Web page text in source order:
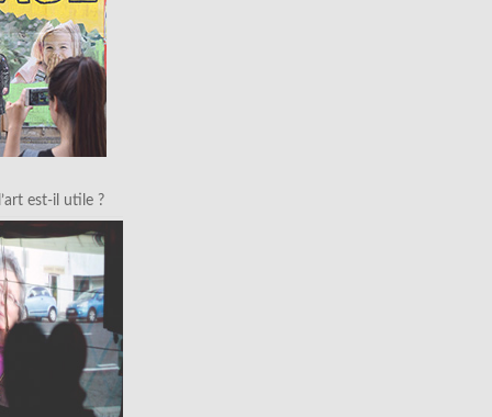
est-il utile ?